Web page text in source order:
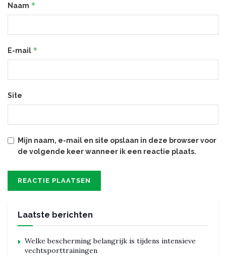
Naam *
E-mail *
Site
Mijn naam, e-mail en site opslaan in deze browser voor
de volgende keer wanneer ik een reactie plaats.
Laatste berichten
Welke bescherming belangrijk is tijdens intensieve
vechtsporttrainingen